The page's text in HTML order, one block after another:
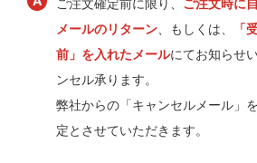
ご注文確定前に限り、 ご注文時に
メールのリターン 、もしくは、
「
前」を入れたメールにてお知らせ
ンセル承ります。
弊社からの「キャンセルメール」
定とさせていただきます。